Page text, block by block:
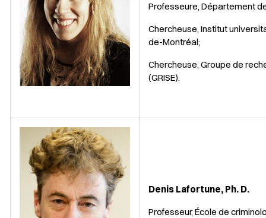
Professeure, Département
Chercheuse, Institut
de-Montréal;
Chercheuse, Groupe de
(GRISE).
Denis Lafortune, Ph. D.
Professeur, École de